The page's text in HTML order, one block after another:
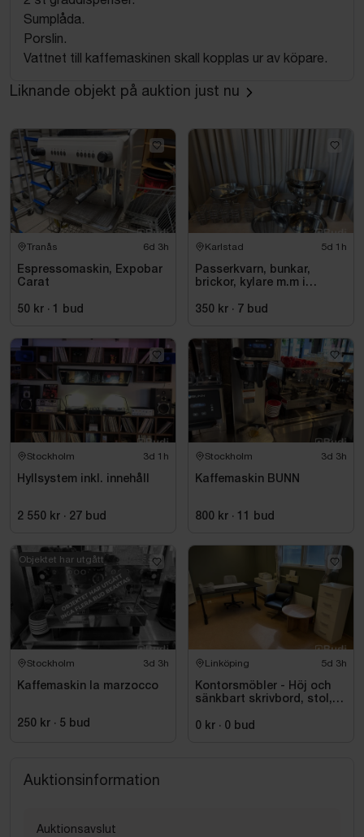
Sumplåda.
Porslin.
Vattnet till kaffemaskinen skall kopplas ur av köpare.
Liknande objekt på auktion just nu
Tranås 6d 3h
Espressomaskin, Expobar
Carat
50 kr · 1 bud
Karlstad 5d 1h
Passerkvarn, bunkar,
brickor, kylare m.m i
350 kr · 7 bud
Stockholm 3d 1h
Hyllsystem inkl. innehåll
2 550 kr · 27 bud
Stockholm 3d 3h
Kaffemaskin BUNN
800 kr · 11 bud
Stockholm 3d 3h
Kaffemaskin la marzocco
250 kr · 5 bud
Objektet har utgått
Linköping 5d 3h
Kontorsmöbler - Höj och
sänkbart skrivbord, stol,
0 kr · 0 bud
Auktionsinformation
Auktionsavslut